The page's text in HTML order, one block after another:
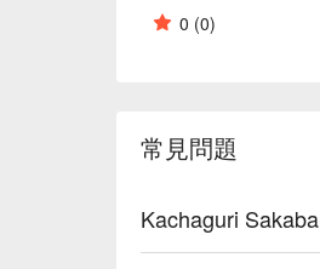
0 (0)
常見問題
Kachaguri